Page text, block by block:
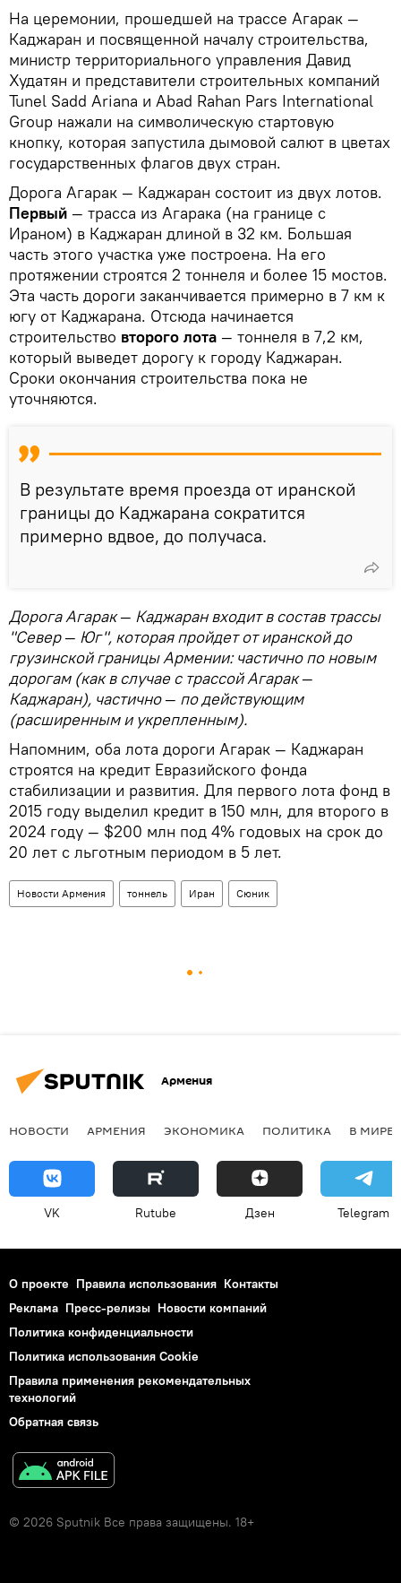
На церемонии, прошедшей на трассе Агарак —
Каджаран и посвященной началу строительства,
министр территориального управления Давид
Худатян и представители строительных компаний
Tunel Sadd Ariana и Abad Rahan Pars International
Group нажали на символическую стартовую
кнопку, которая запустила дымовой салют в цветах
государственных флагов двух стран.
Дорога Агарак — Каджаран состоит из двух лотов.
Первый — трасса из Агарака (на границе с
Ираном) в Каджаран длиной в 32 км. Большая
часть этого участка уже построена. На его
протяжении строятся 2 тоннеля и более 15 мостов.
Эта часть дороги заканчивается примерно в 7 км к
югу от Каджарана. Отсюда начинается
строительство второго лота — тоннеля в 7,2 км,
который выведет дорогу к городу Каджаран.
Сроки окончания строительства пока не
уточняются.
В результате время проезда от иранской
границы до Каджарана сократится
примерно вдвое, до получаса.
Дорога Агарак— Каджаран входит в состав трассы
"Север— Юг", которая пройдет от иранской до
грузинской границы Армении: частично по новым
дорогам (как в случае с трассой Агарак—
Каджаран), частично— по действующим
(расширенным и укрепленным).
Напомним, оба лота дороги Агарак — Каджаран
строятся на кредит Евразийского фонда
стабилизации и развития. Для первого лота фонд в
2015 году выделил кредит в 150 млн, для второго в
2024 году — $200 млн под 4% годовых на срок до
20 лет с льготным периодом в 5 лет.
Новости Армения тоннель Иран Сюник
Армения
НОВОСТИ АРМЕНИЯ ЭКОНОМИКА ПОЛИТИКА В МИРЕ
VK Rutube Дзен Telegram
О проекте Правила использования Контакты
Реклама Пресс-релизы Новости компаний
Политика конфиденциальности
Политика использования Cookie
Правила применения рекомендательных
технологий
Обратная связь
© 2026 Sputnik Все права защищены. 18+